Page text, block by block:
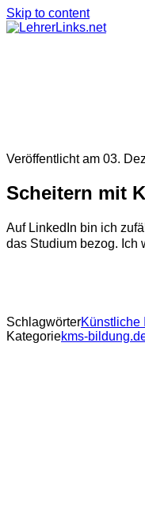
Skip to content
Veröffentlicht am 03.
Scheitern mit
Auf LinkedIn bin ich
das Studium bezog. Ich
SchlagwörterKünstliche
Kategoriekms-